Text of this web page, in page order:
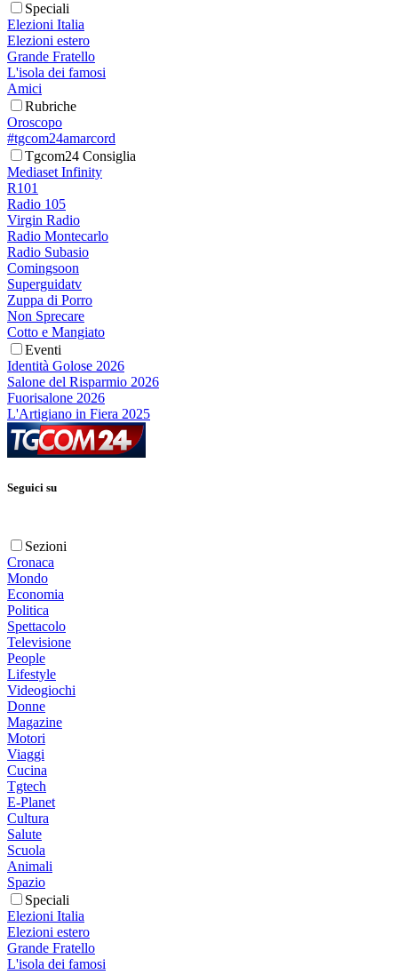
Speciali
Elezioni Italia
Elezioni estero
Grande Fratello
L'isola dei famosi
Amici
Rubriche
Oroscopo
#tgcom24amarcord
Tgcom24 Consiglia
Mediaset Infinity
R101
Radio 105
Virgin Radio
Radio Montecarlo
Radio Subasio
Comingsoon
Superguidatv
Zuppa di Porro
Non Sprecare
Cotto e Mangiato
Eventi
Identità Golose 2026
Salone del Risparmio 2026
Fuorisalone 2026
L'Artigiano in Fiera 2025
Seguici su
Sezioni
Cronaca
Mondo
Economia
Politica
Spettacolo
Televisione
People
Lifestyle
Videogiochi
Donne
Magazine
Motori
Viaggi
Cucina
Tgtech
E-Planet
Cultura
Salute
Scuola
Animali
Spazio
Speciali
Elezioni Italia
Elezioni estero
Grande Fratello
L'isola dei famosi